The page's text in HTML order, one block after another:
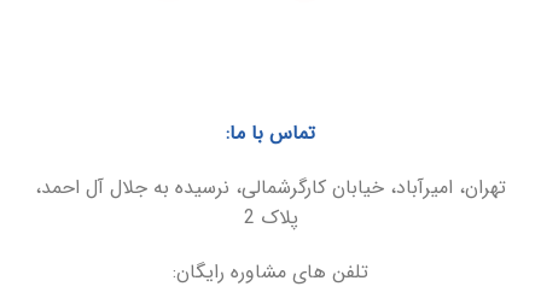
تماس با ما:
تهران، امیرآباد، خیابان کارگرشمالی، نرسیده به جلال آل احمد،
پلاک 2
تلفن های مشاوره رایگان: